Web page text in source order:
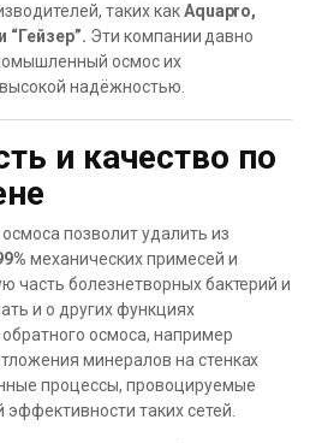
таких какAquapro,
“Гейзер”. Эти компании давно
осмос их
надёжностью.
и качество по
позволит удалить из
механических примесей и
часть болезнетворных бактерий и
и о других функциях
осмоса, например
минералов на стенках
процессы, провоцируемые
таких сетей.